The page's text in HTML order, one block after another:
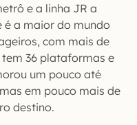
e a linha JR a
é a maior do mundo
com mais de
36 plataformas e
um pouco até
em pouco mais de
destino.